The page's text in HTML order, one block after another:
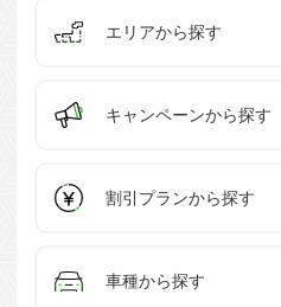
エリアから探す
キャンペーンから探す
割引プランから探す
車種から探す